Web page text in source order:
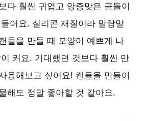
다 훨씬 귀엽고 앙증맞은 곰돌이
어요. 실리콘 재질이라 말랑말
들을 만들 때 모양이 예쁘게 나
커요. 기대했던 것보다 훨씬 만
용해보고 싶어요! 캔들을 만들어
해도 정말 좋아할 것 같아요.